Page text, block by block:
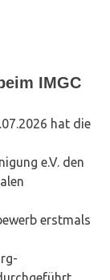
IMGC
hat die
e.V. den
erstmals